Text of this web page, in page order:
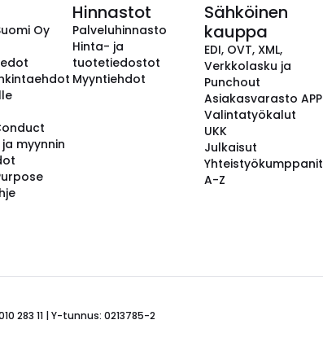
Oy
myynnin
Hinnastot
Palveluhinnasto
Hinta- ja
tuotetiedostot
Myyntiehdot
Sähköinen
kauppa
EDI, OVT, XML,
Verkkolasku ja
Punchout
Asiakasvarasto APP
Valintatyökalut
UKK
Julkaisut
Yhteistyökumppanit
A-Z
283 11 | Y-tunnus: 0213785-2